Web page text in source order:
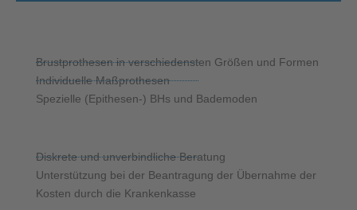
Brustprothesen in verschiedensten Größen und Formen
Individuelle Maßprothesen
Spezielle (Epithesen-) BHs und Bademoden
Diskrete und unverbindliche Beratung
Unterstützung bei der Beantragung der Übernahme der
Kosten durch die Krankenkasse